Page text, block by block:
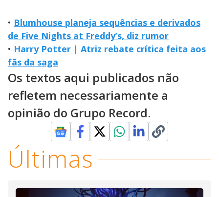
• Blumhouse planeja sequências e derivados
de Five Nights at Freddy’s, diz rumor
• Harry Potter | Atriz rebate crítica feita aos
fãs da saga
Os textos aqui publicados não
refletem necessariamente a
opinião do Grupo Record.
Últimas